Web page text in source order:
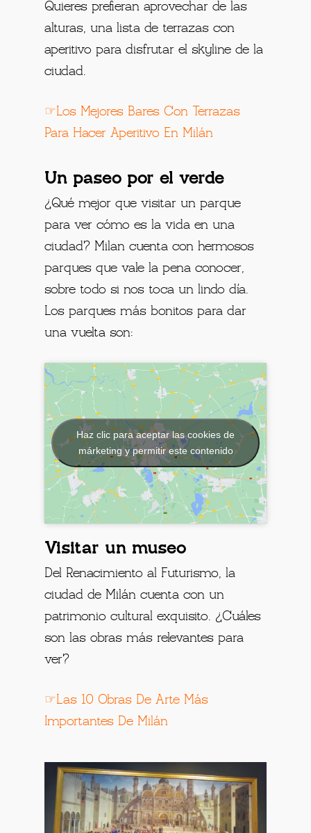
Quieres prefieran aprovechar de las
alturas, una lista de terrazas con
aperitivo para disfrutar el skyline de la
ciudad.
☞Los Mejores Bares Con Terrazas
Para Hacer Aperitivo En Milán
Un paseo por el verde
¿Qué mejor que visitar un parque
para ver cómo es la vida en una
ciudad? Milan cuenta con hermosos
parques que vale la pena conocer,
sobre todo si nos toca un lindo día.
Los parques más bonitos para dar
una vuelta son:
Haz clic para aceptar las cookies de
márketing y permitir este contenido
Visitar un museo
Del Renacimiento al Futurismo, la
ciudad de Milán cuenta con un
patrimonio cultural exquisito. ¿Cuáles
son las obras más relevantes para
ver?
☞Las 10 Obras De Arte Más
Importantes De Milán